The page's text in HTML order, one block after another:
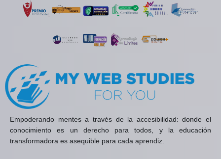
Empoderando mentes a través de la accesibilidad: donde el
conocimiento es un derecho para todos, y la educación
transformadora es asequible para cada aprendiz.